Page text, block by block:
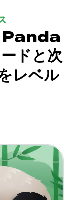
ドと次
レベル